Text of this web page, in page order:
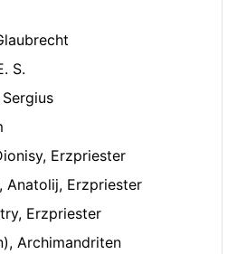
S.
Erzpriester
Anatolij, Erzpriester
Erzpriester
Archimandriten